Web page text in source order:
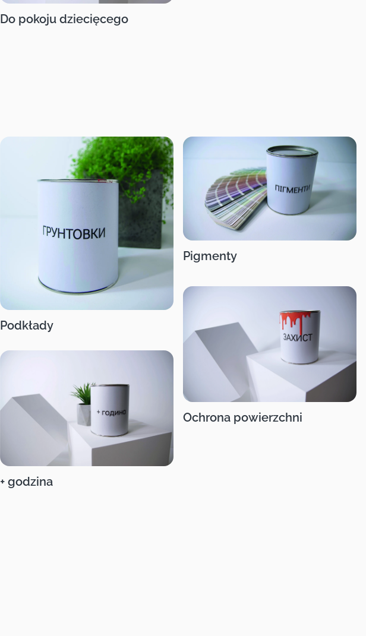
Do pokoju dziecięcego
Podkłady
Pigmenty
Ochrona powierzchni
+ godzina